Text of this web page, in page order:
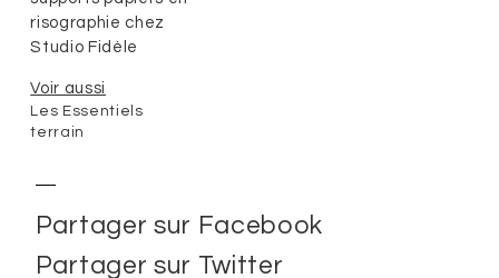
risographie chez
Studio Fidèle
Voir aussi
Les Essentiels
terrain
Partager sur Facebook
Partager sur Twitter